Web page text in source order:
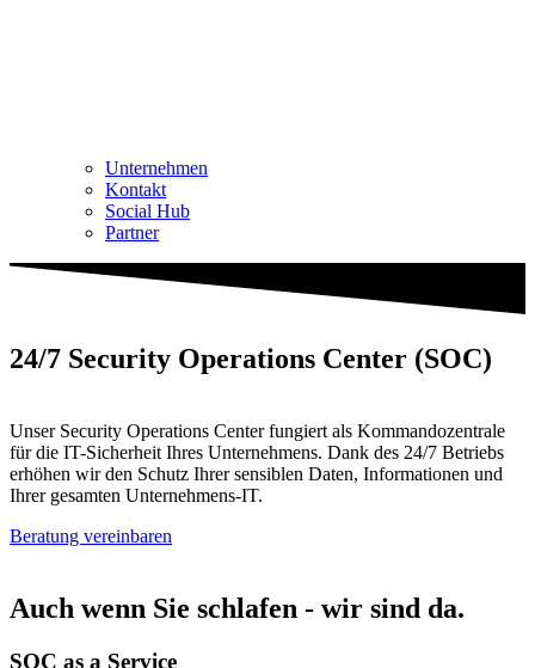
Unternehmen
Kontakt
Social Hub
Partner
24/7 Security Operations Center (SOC)
Unser Security Operations Center fungiert als Kommandozentrale
für die IT-Sicherheit Ihres Unternehmens. Dank des 24/7 Betriebs
erhöhen wir den Schutz Ihrer sensiblen Daten, Informationen und
Ihrer gesamten Unternehmens-IT.
Beratung vereinbaren
Auch wenn Sie schlafen - wir sind da.
SOC as a Service